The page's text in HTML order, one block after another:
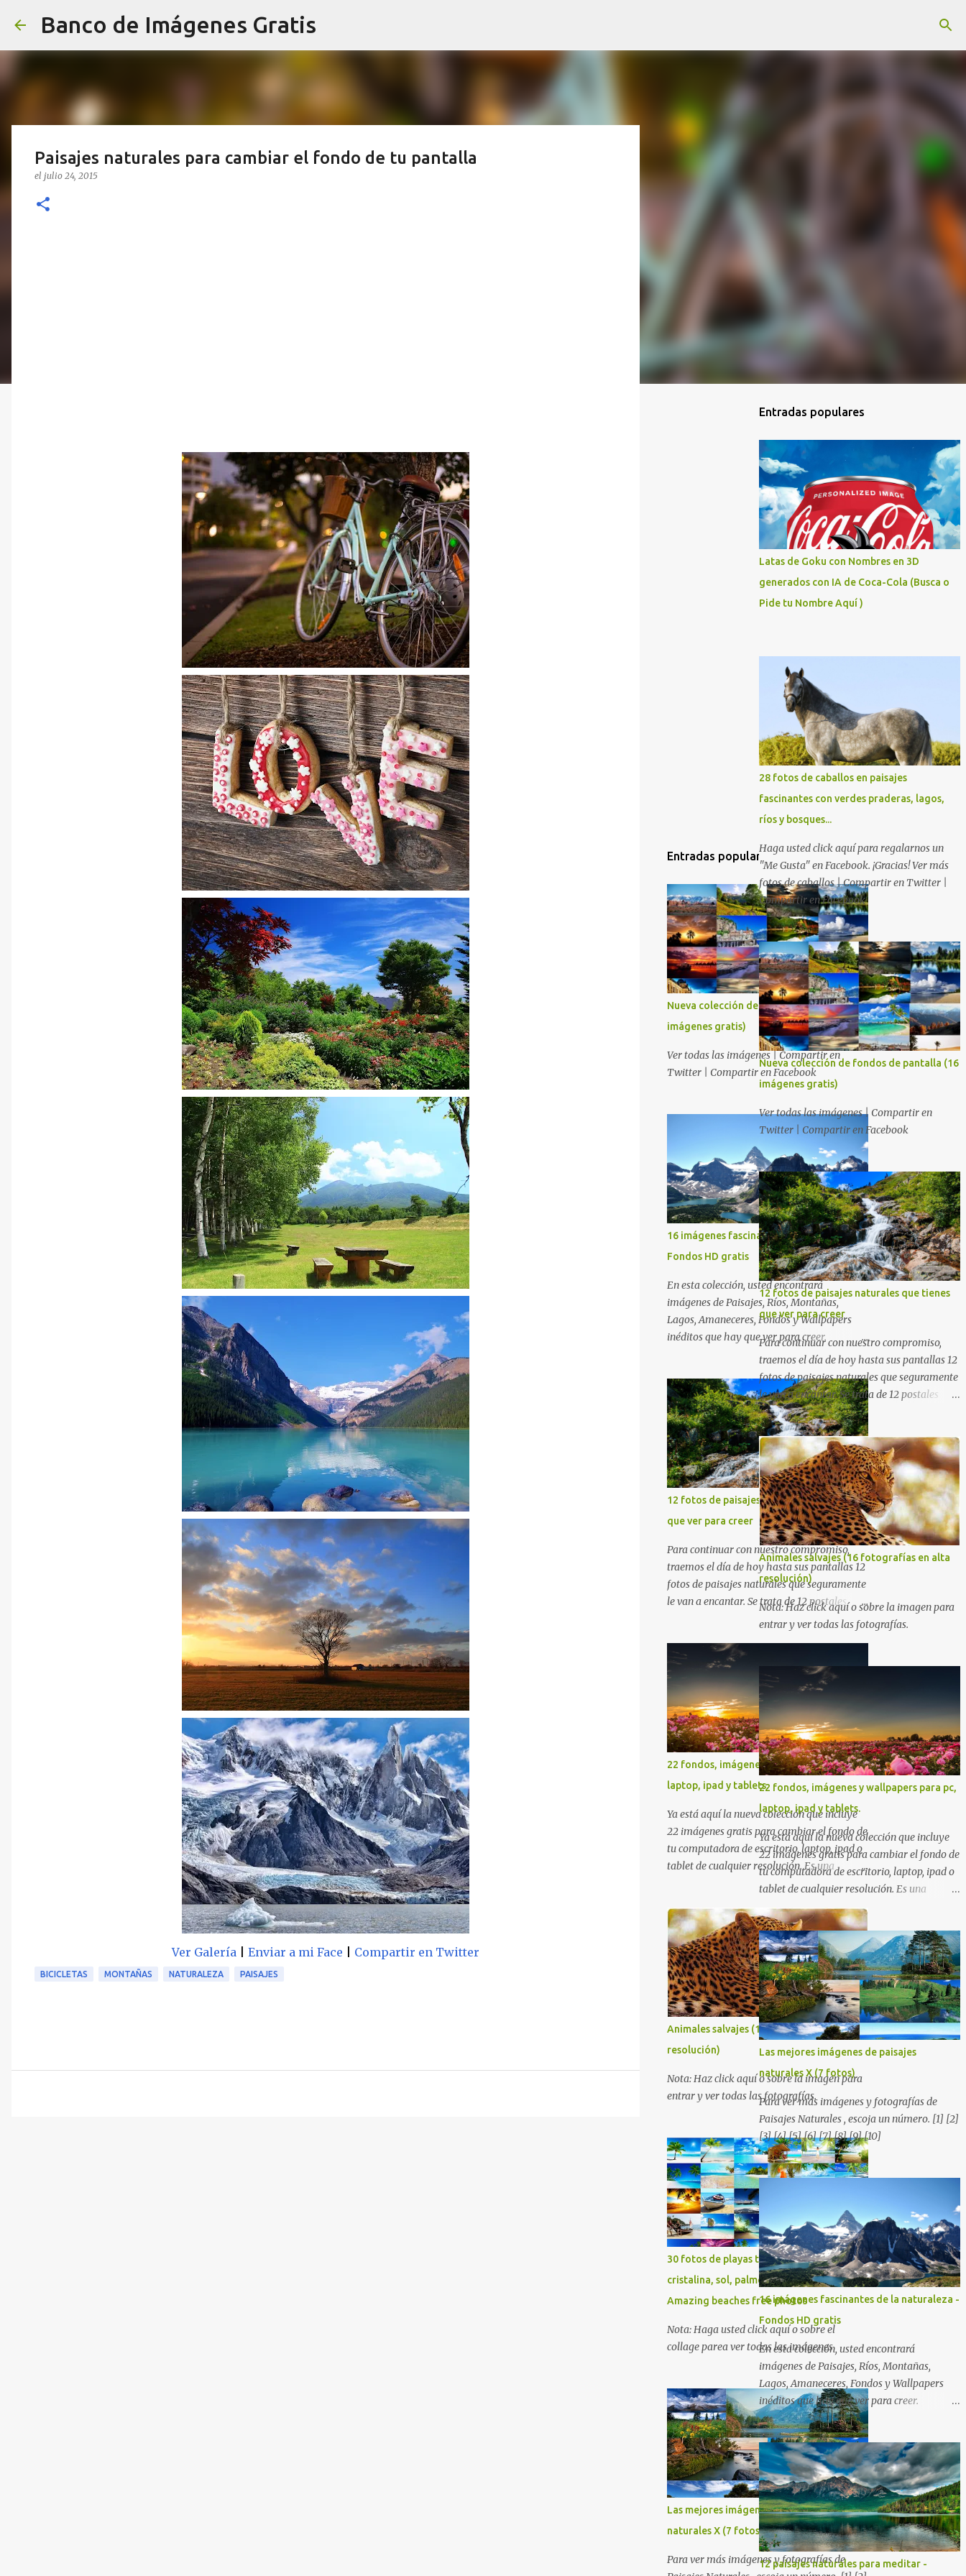
Banco de Imágenes Gratis
Paisajes naturales para cambiar el fondo de tu pantalla
el julio 24, 2015
Ver Galería Enviar a mi Face Compartir en Twitter
BICICLETAS MONTAÑAS NATURALEZA PAISAJES
Entradas populares
Nueva colección de fondos de pantalla (16
imágenes gratis)
Ver todas las imágenes | Compartir en
Twitter | Compartir en Facebook
16 imágenes fascinantes de la naturaleza -
Fondos HD gratis
En esta colección, usted encontrará
imágenes de Paisajes, Ríos, Montañas,
Lagos, Amaneceres, Fondos y Wallpapers
inéditos que hay que ver para creer.
Esperamos que al igual que nosotros, usted
también disfrute estas hermosas imágenes
gratuitas . Si tiene usted oportunidad,
ayúdenos a difundir nuestra página para
que más personas puedan beneficiarse de
estos recursos. La dirección de nuestra web,
es; www.bancodeimagenesgratis.com
Reciban mi agradecimiento a través de la
distancia. -José Luis
12 fotos de paisajes naturales que tienes
que ver para creer
Para continuar con nuestro compromiso,
traemos el día de hoy hasta sus pantallas 12
fotos de paisajes naturales que seguramente
le van a encantar. Se trata de 12 postales
majestuosas donde la naturaleza hace
que al igual que yo, ustedes disfruten de
estas increíbles imágenes que son un
merecido tributo a nuestro planeta. Las
verdes montañas, los ríos de agua viva,
lagos, bosques y cascadas, son algunos de
los elementos que hoy acompañan a esta
serie fascinante de fotografía sobre paisajes
naturales. Que tengan un feliz jueves
(imágenes con mensajes) con mis mejores
deseos a través de la distancia.
Sinceramente, José Luis Ávila Herrera.
22 fondos, imágenes y wallpapers para pc,
laptop, ipad y tablets.
Ya está aquí la nueva colección que incluye
22 imágenes gratis para cambiar el fondo de
tu computadora de escritorio, laptop, ipad o
tablet de cualquier resolución. Es una
excelente colección de fondos sobre diversas
encontrarás más de una que se adapte a tus
preferencias. Saludos en la distancia. Nos
leemos en nuestra próxima entrega. P.D. No
olviden utilizar los botones que aparecen
sobre cada imagen para compartir estos
fondos en las redes sociales con todos sus
amigos. Gracias.
Animales salvajes (16 fotografías en alta
resolución)
Nota: Haz click aquí o sobre la imagen para
entrar y ver todas las fotografías.
30 fotos de playas tropicales con agua
cristalina, sol, palmeras y arenas blancas. -
Amazing beaches free photos
Nota: Haga usted click aquí o sobre el
collage parea ver todas las imágenes
Las mejores imágenes de paisajes
naturales X (7 fotos)
Para ver más imágenes y fotografías de
Entradas populares
Latas de Goku con Nombres en 3D
generados con IA de Coca-Cola (Busca o
Pide tu Nombre Aquí )
28 fotos de caballos en paisajes
fascinantes con verdes praderas, lagos,
ríos y bosques...
Haga usted click aquí para regalarnos un
"Me Gusta" en Facebook. ¡Gracias! Ver más
fotos de caballos | Compartir en Twitter |
Compartir en Facebook
Nueva colección de fondos de pantalla (16
imágenes gratis)
Ver todas las imágenes | Compartir en
Twitter | Compartir en Facebook
12 fotos de paisajes naturales que tienes
que ver para creer
Para continuar con nuestro compromiso,
traemos el día de hoy hasta sus pantallas 12
fotos de paisajes naturales que seguramente
le van a encantar. Se trata de 12 postales
majestuosas donde la naturaleza hace
alarde de su encantadora belleza. Espero
que al igual que yo, ustedes disfruten de
estas increíbles imágenes que son un
merecido tributo a nuestro planeta. Las
verdes montañas, los ríos de agua viva,
lagos, bosques y cascadas, son algunos de
los elementos que hoy acompañan a esta
serie fascinante de fotografía sobre paisajes
naturales. Que tengan un feliz jueves
(imágenes con mensajes) con mis mejores
deseos a través de la distancia.
Sinceramente, José Luis Ávila Herrera.
Animales salvajes (16 fotografías en alta
resolución)
Nota: Haz click aquí o sobre la imagen para
entrar y ver todas las fotografías.
22 fondos, imágenes y wallpapers para pc,
laptop, ipad y tablets.
Ya está aquí la nueva colección que incluye
22 imágenes gratis para cambiar el fondo de
tu computadora de escritorio, laptop, ipad o
tablet de cualquier resolución. Es una
excelente colección de fondos sobre diversas
temáticas en las que seguramente
encontrarás más de una que se adapte a tus
preferencias. Saludos en la distancia. Nos
leemos en nuestra próxima entrega. P.D. No
olviden utilizar los botones que aparecen
sobre cada imagen para compartir estos
fondos en las redes sociales con todos sus
amigos. Gracias.
Las mejores imágenes de paisajes
naturales X (7 fotos)
Para ver más imágenes y fotografías de
Paisajes Naturales , escoja un número. [1] [2]
[3] [4] [5] [6] [7] [8] [9] [10]
16 imágenes fascinantes de la naturaleza -
Fondos HD gratis
En esta colección, usted encontrará
imágenes de Paisajes, Ríos, Montañas,
Lagos, Amaneceres, Fondos y Wallpapers
inéditos que hay que ver para creer.
Esperamos que al igual que nosotros, usted
también disfrute estas hermosas imágenes
gratuitas . Si tiene usted oportunidad,
ayúdenos a difundir nuestra página para
que más personas puedan beneficiarse de
estos recursos. La dirección de nuestra web,
es; www.bancodeimagenesgratis.com
Reciban mi agradecimiento a través de la
distancia. -José Luis
12 paisajes naturales para meditar -